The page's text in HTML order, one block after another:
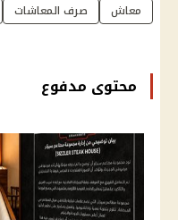
معاش
صرف المعاشات
محتوى مدفوع